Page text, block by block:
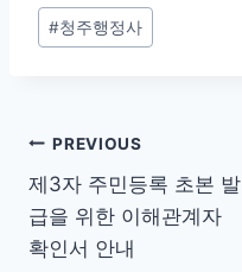
Post
Tags:
#청주행정사
글
탐
색
PREVIOUS
제3자 주민등록 초본 발
급을 위한 이해관계자
확인서 안내